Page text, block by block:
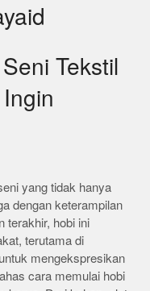
Tekstil
yang tidak hanya
dengan keterampilan
terakhir, hobi ini
terutama di
mengekspresikan
cara memulai hobi